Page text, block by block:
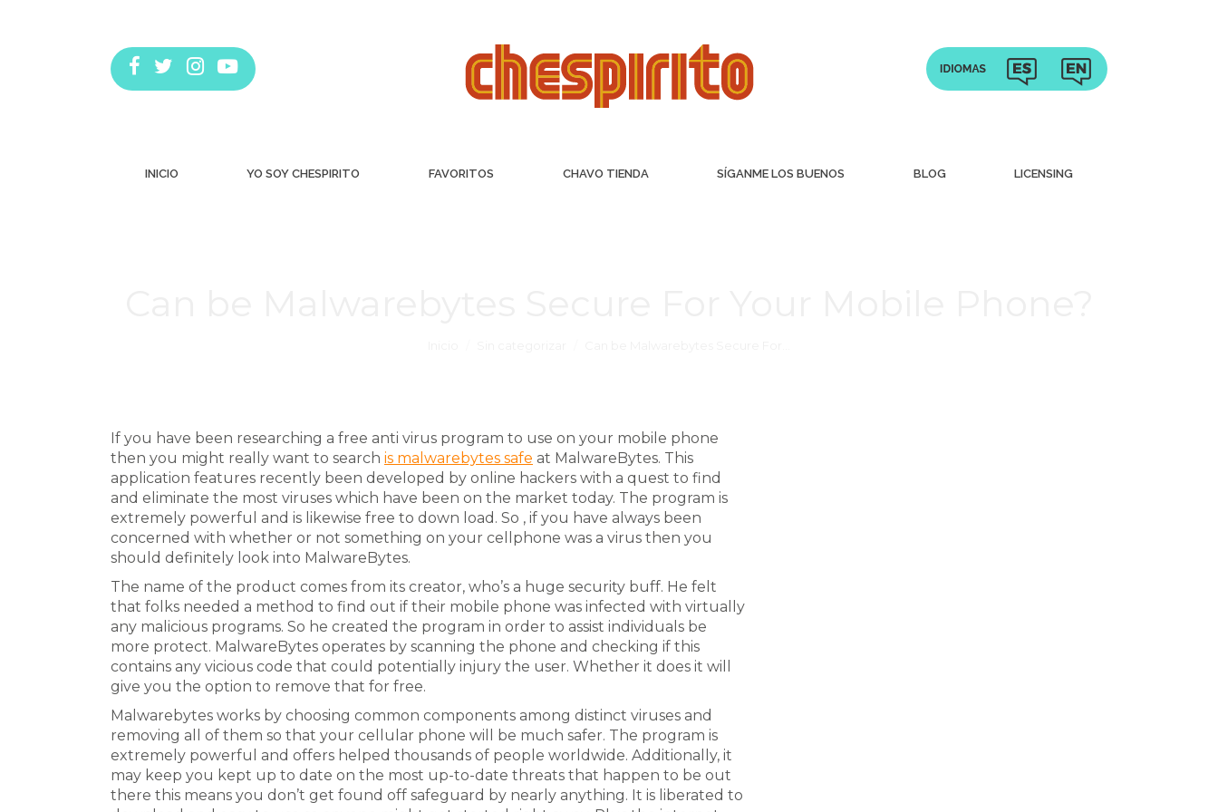
INICIO YO SOY CHESPIRITO FAVORITOS CHAVO TIENDA SÍGANME LOS BUENOS BLOG LICENSING
If you have been researching a free anti virus program to use on your mobile phone
then you might really want to search is malwarebytes safe at MalwareBytes. This
application features recently been developed by online hackers with a quest to find
and eliminate the most viruses which have been on the market today. The program is
extremely powerful and is likewise free to down load. So , if you have always been
concerned with whether or not something on your cellphone was a virus then you
should definitely look into MalwareBytes.
The name of the product comes from its creator, who’s a huge security buff. He felt
that folks needed a method to find out if their mobile phone was infected with virtually
any malicious programs. So he created the program in order to assist individuals be
more protect. MalwareBytes operates by scanning the phone and checking if this
contains any vicious code that could potentially injury the user. Whether it does it will
give you the option to remove that for free.
Malwarebytes works by choosing common components among distinct viruses and
removing all of them so that your cellular phone will be much safer. The program is
extremely powerful and offers helped thousands of people worldwide. Additionally, it
may keep you kept up to date on the most up-to-date threats that happen to be out
there this means you don’t get found off safeguard by nearly anything. It is liberated to